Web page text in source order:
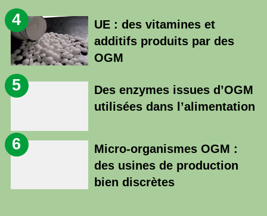
4
UE : des vitamines et
additifs produits par des
OGM
5
Des enzymes issues d’OGM
utilisées dans l’alimentation
6
Micro-organismes OGM :
des usines de production
bien discrètes